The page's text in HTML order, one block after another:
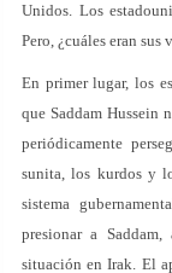
Unidos. Los
Pero, ¿cuáles eran sus
En primer lugar, los
que Saddam Hussein
periódicamente
sunita, los kurdos y
sistema
presionar a
situación en Irak. El